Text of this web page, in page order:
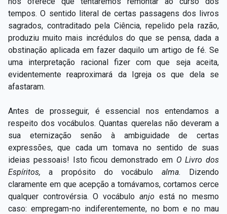
tempos. O sentido literal de certas passagens dos livros
sagrados, contraditado pela Ciência, repelido pela razão,
produziu muito mais incrédulos do que se pensa, dada a
obstinação aplicada em fazer daquilo um artigo de fé. Se
uma interpretação racional fizer com que seja aceita,
evidentemente reaproximará da Igreja os que dela se
afastaram.
Antes de prosseguir, é essencial nos entendamos a
respeito dos vocábulos. Quantas querelas não deveram a
sua eternização senão à ambiguidade de certas
expressões, que cada um tomava no sentido de suas
ideias pessoais! Isto ficou demonstrado em O Livro dos
Espíritos,a propósito do vocábulo alma. Dizendo
claramente em que acepção a tomávamos, cortamos cerce
qualquer controvérsia. O vocábulo anjo está no mesmo
caso: empregam-no indiferentemente, no bom e no mau